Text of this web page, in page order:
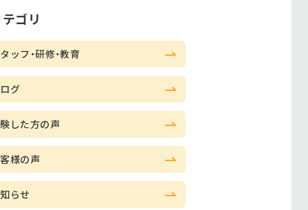
ゴリ
ッフ・研修・教育
グ
した方の声
様の声
らせ